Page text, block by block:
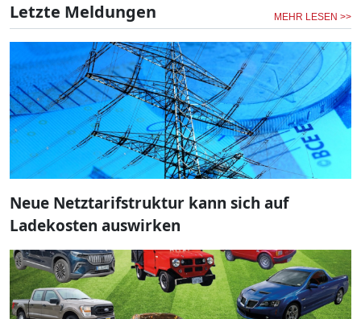
Letzte Meldungen MEHR LESEN >>
Neue Netztarifstruktur kann sich auf
Ladekosten auswirken